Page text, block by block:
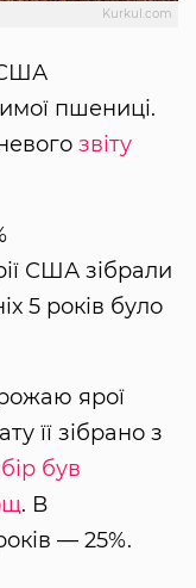
Kurkul.com
США
пшениці.
звіту
США зібрали
5 років було
ярої
її зібрано з
був
. В
— 25%.